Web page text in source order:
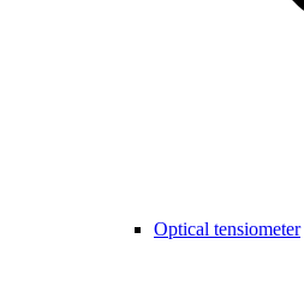
Optical tensiometer